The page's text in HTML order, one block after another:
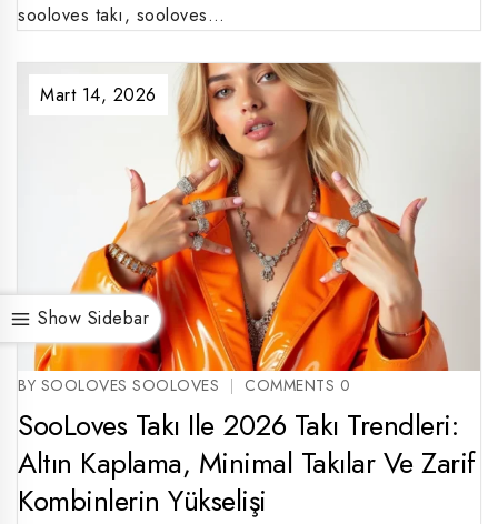
Show Sidebar
sooloves takı, sooloves…
BY SOOLOVES SOOLOVES
Mart 14, 2026
COMMENTS 0
SooLoves Takı Ile 2026 Takı Trendleri:
Altın Kaplama, Minimal Takılar Ve Zarif
Kombinlerin Yükselişi